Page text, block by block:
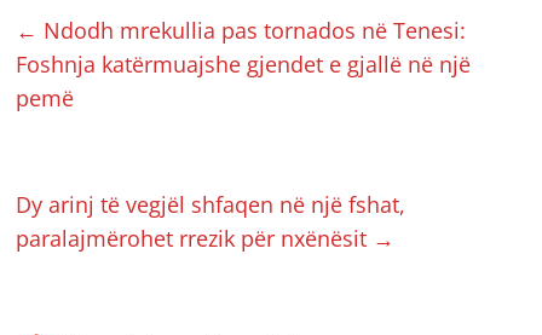
← Ndodh mrekullia pas tornados në Tenesi:
Foshnja katërmuajshe gjendet e gjallë në një
pemë
Dy arinj të vegjël shfaqen në një fshat,
paralajmërohet rrezik për nxënësit →